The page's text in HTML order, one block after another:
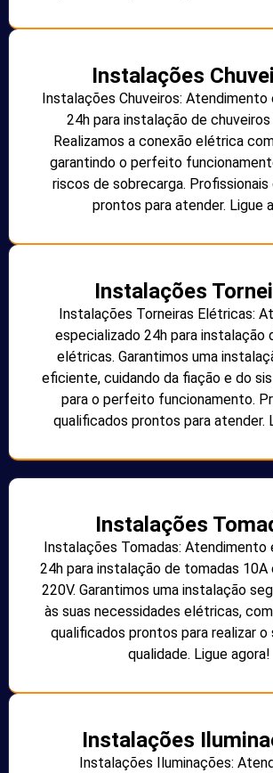
Instalações
Instalações Chuveiros:
24h para instalação de
Realizamos a conexão elétrica
garantindo o perfeito
riscos de sobrecarga. Profissionais
prontos para atender. Ligue
Instalações
Instalações Torneiras Elétricas:
especializado 24h para instalação
elétricas. Garantimos uma
eficiente, cuidando da fiação e do
para o perfeito funcionamento.
qualificados prontos para atender.
Instalações
Instalações Tomadas: Atendimento
24h para instalação de tomadas 10A
220V. Garantimos uma instalação
às suas necessidades elétricas,
qualificados prontos para realizar
qualidade. Ligue agora!
Instalações
Instalações Iluminações: